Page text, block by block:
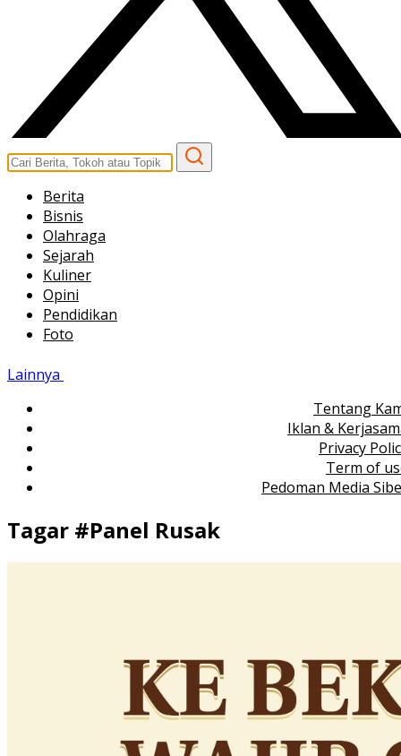
Berita
Bisnis
Olahraga
Sejarah
Kuliner
Opini
Pendidikan
Foto
Lainnya
Tentang
Iklan &
Privacy
Term of
Pedoman Media
Tagar #Panel Rusak